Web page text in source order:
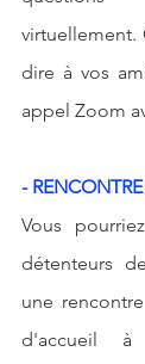
virtuellement.
dire à vos
appel Zoom
-
Vous
détenteurs
une
d'accueil à